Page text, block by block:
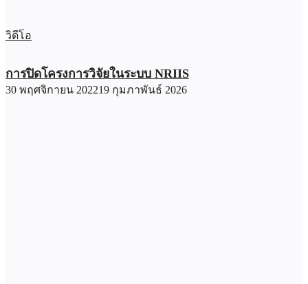
วิดีโอ
การปิดโครงการวิจัยในระบบ NRIIS
30 พฤศจิกายน 202219 กุมภาพันธ์ 2026